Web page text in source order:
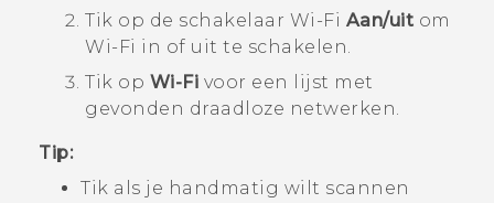
Tik op de schakelaar Wi‍-Fi Aan/uit om
Wi‍-Fi in of uit te schakelen.
Tik op Wi-Fi voor een lijst met
gevonden draadloze netwerken.
Tip:
Tik als je handmatig wilt scannen